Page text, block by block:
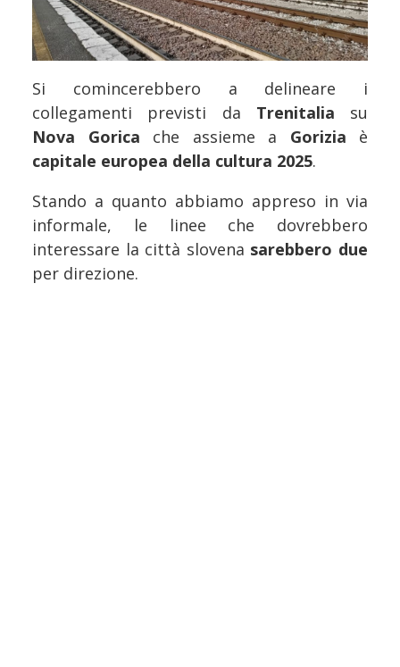
Si comincerebbero a delineare i
collegamenti previsti da Trenitalia su
Nova Gorica che assieme a Gorizia è
capitale europea della cultura 2025.
Stando a quanto abbiamo appreso in via
informale, le linee che dovrebbero
interessare la città slovena sarebbero due
per direzione.